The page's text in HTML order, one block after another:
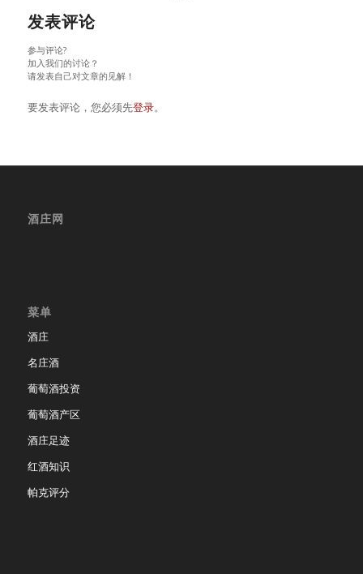
发表评论
参与评论?
加入我们的讨论？
请发表自己对文章的见解！
要发表评论，您必须先登录。
酒庄网
菜单
酒庄
名庄酒
葡萄酒投资
葡萄酒产区
酒庄足迹
红酒知识
帕克评分